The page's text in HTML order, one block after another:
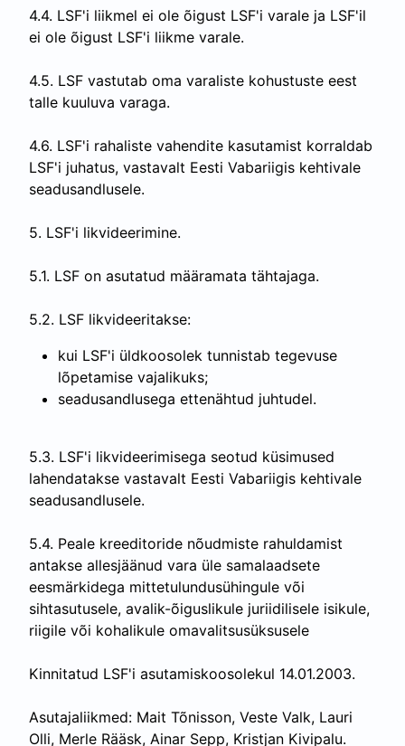
4.4. LSF'i liikmel ei ole õigust LSF'i varale ja LSF'il
ei ole õigust LSF'i liikme varale.
4.5. LSF vastutab oma varaliste kohustuste eest
talle kuuluva varaga.
4.6. LSF'i rahaliste vahendite kasutamist korraldab
LSF'i juhatus, vastavalt Eesti Vabariigis kehtivale
seadusandlusele.
5. LSF'i likvideerimine.
5.1. LSF on asutatud määramata tähtajaga.
5.2. LSF likvideeritakse:
kui LSF'i üldkoosolek tunnistab tegevuse
lõpetamise vajalikuks;
seadusandlusega ettenähtud juhtudel.
5.3. LSF'i likvideerimisega seotud küsimused
lahendatakse vastavalt Eesti Vabariigis kehtivale
seadusandlusele.
5.4. Peale kreeditoride nõudmiste rahuldamist
antakse allesjäänud vara üle samalaadsete
eesmärkidega mittetulundusühingule või
sihtasutusele, avalik-õiguslikule juriidilisele isikule,
riigile või kohalikule omavalitsusüksusele
Kinnitatud LSF'i asutamiskoosolekul 14.01.2003.
Asutajaliikmed: Mait Tõnisson, Veste Valk, Lauri
Olli, Merle Rääsk, Ainar Sepp, Kristjan Kivipalu.